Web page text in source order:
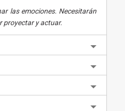
las emociones. Necesitarán
proyectar y actuar.